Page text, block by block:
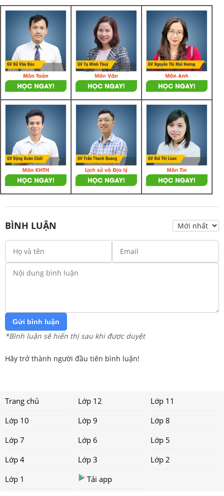
BÌNH LUẬN
Gửi bình luận
*Bình luận sẽ hiển thị sau khi được duyệt
Hãy trở thành người đầu tiên bình luận!
Trang chủ Lớp 12
Lớp 11
Lớp 10
Lớp 9
Lớp 8
Lớp 7
Lớp 6
Lớp 5
Lớp 4
Lớp 3
Lớp 2
Lớp 1
Tải app